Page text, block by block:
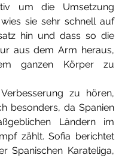
um die Umsetzung
sie sehr schnell auf
hin und dass so die
aus dem Arm heraus,
ganzen Körper zu
zu hören,
besonders, da Spanien
Ländern im
zählt. Sofia berichtet
Spanischen Karateliga,